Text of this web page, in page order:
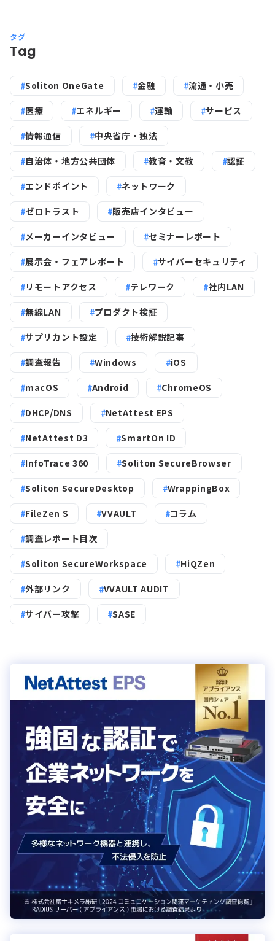
タグ
Tag
Soliton OneGate 金融 流通・小売
医療 エネルギー 運輸 サービス
情報通信 中央省庁・独法
自治体・地方公共団体 教育・文教 認証
エンドポイント ネットワーク
ゼロトラスト 販売店インタビュー
メーカーインタビュー セミナーレポート
展示会・フェアレポート サイバーセキュリティ
リモートアクセス テレワーク 社内LAN
無線LAN プロダクト検証
サプリカント設定 技術解説記事
調査報告 Windows iOS
macOS Android ChromeOS
DHCP/DNS NetAttest EPS
NetAttest D3 SmartOn ID
InfoTrace 360 Soliton SecureBrowser
Soliton SecureDesktop WrappingBox
FileZen S VVAULT コラム
調査レポート目次
Soliton SecureWorkspace HiQZen
外部リンク VVAULT AUDIT
サイバー攻撃 SASE